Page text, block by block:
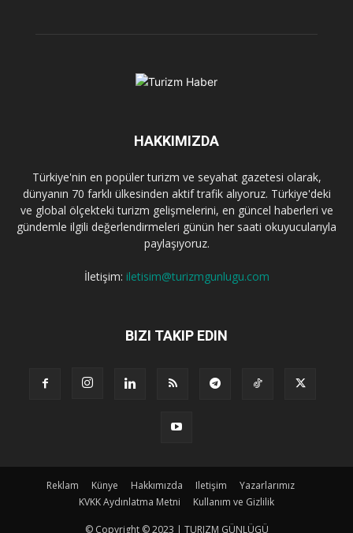
HAKKIMIZDA
Türkiye'nin en popüler turizm ve seyahat gazetesi olarak,
dünyanın 70 farklı ülkesinden aktif trafik alıyoruz. Türkiye'deki
ve global ölçekteki turizm gelişmelerini, en güncel haberleri ve
gündemle ilgili değerlendirmeleri günün her saati okuyucularıyla
paylaşıyoruz.
İletişim: iletisim@turizmgunlugu.com
BIZI TAKIP EDIN
Reklam Künye Hakkımızda Iletişim
Yazarlarımız
KVKK Aydınlatma Metni
Kullanım ve Gizlilik
© Copyright © 2023 | TURIZM GÜNLÜGÜ